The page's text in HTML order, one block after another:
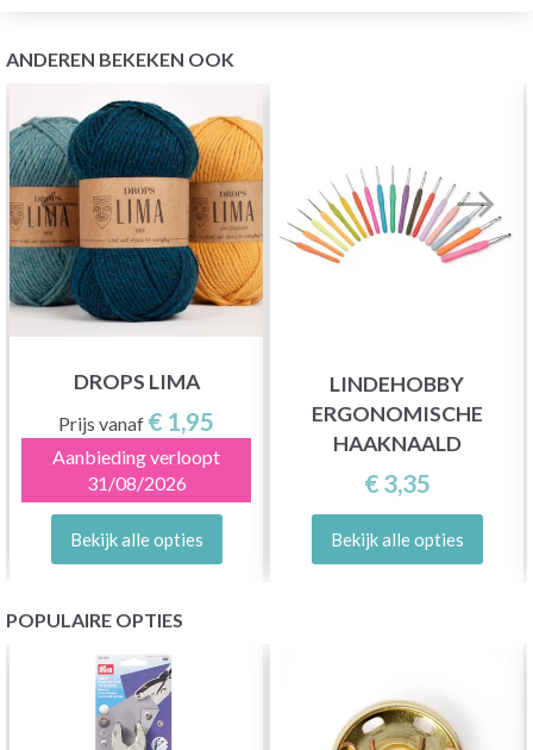
ANDEREN BEKEKEN OOK
DROPS LIMA
Prijs vanaf € 1,95
Aanbieding verloopt
31/08/2026
Bekijk alle opties
LINDEHOBBY
ERGONOMISCHE
HAAKNAALD
€ 3,35
Bekijk alle opties
POPULAIRE OPTIES